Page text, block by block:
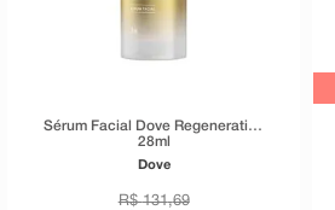
Sérum Facial Dove Regenerative
28ml
Dove
R$ 131,69